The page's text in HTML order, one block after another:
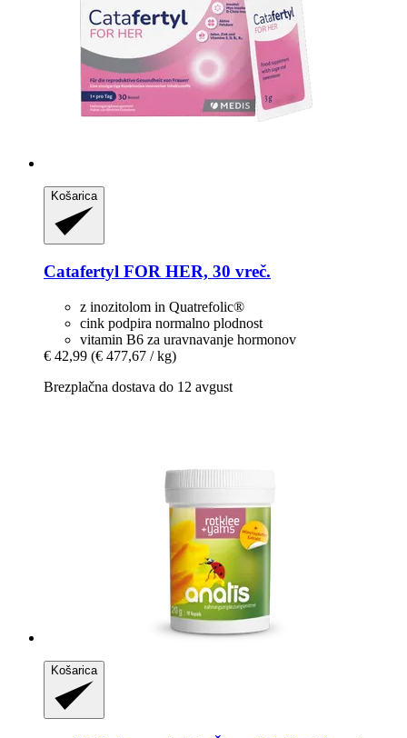
Košarica
Catafertyl FOR HER, 30 vreč.
z inozitolom in Quatrefolic®
cink podpira normalno plodnost
vitamin B6 za uravnavanje hormonov
€ 42,99 (€ 477,67 / kg)
Brezplačna dostava do 12 avgust
Košarica